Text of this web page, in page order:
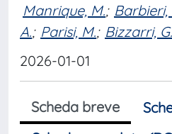
Manrique, M.; Barbieri,
A.; Parisi, M.; Bizzarri, G.
2026-01-01
Scheda breve